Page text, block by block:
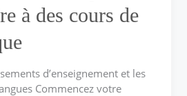
à des cours de
d’enseignement et les
Commencez votre